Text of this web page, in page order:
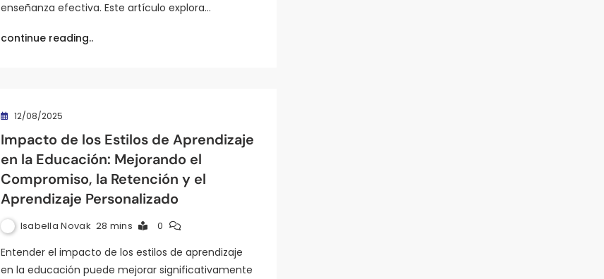
enseñanza efectiva. Este artículo explora…
continue reading..
12/08/2025
Impacto de los Estilos de Aprendizaje
en la Educación: Mejorando el
Compromiso, la Retención y el
Aprendizaje Personalizado
Isabella Novak 28 mins 0
Entender el impacto de los estilos de aprendizaje
en la educación puede mejorar significativamente